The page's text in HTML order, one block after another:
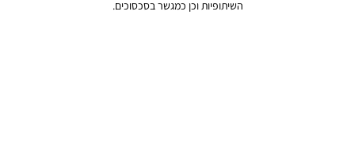
השיתופיות וכן כמגשר בסכסוכים.